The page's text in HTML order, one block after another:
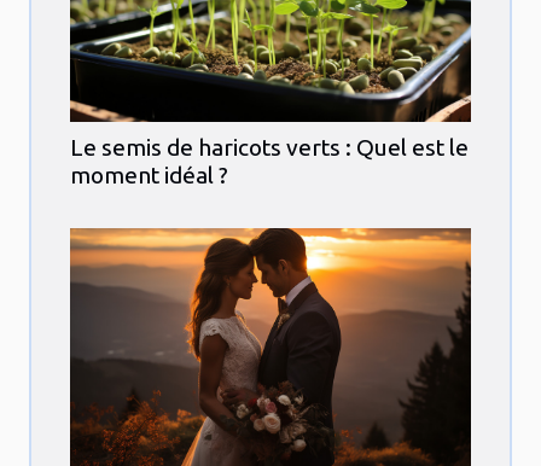
Le semis de haricots verts : Quel est le
moment idéal ?